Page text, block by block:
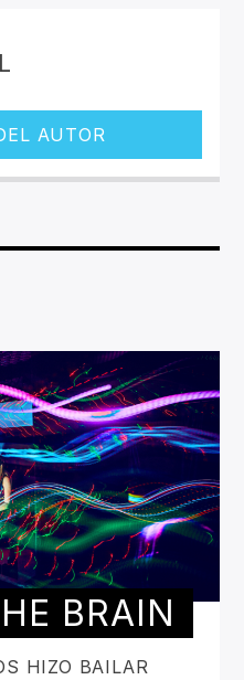
AUTOR
BRAIN
HIZO BAILAR